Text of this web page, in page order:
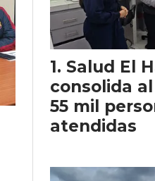
Salud El
consolida
55 mil
atendidas